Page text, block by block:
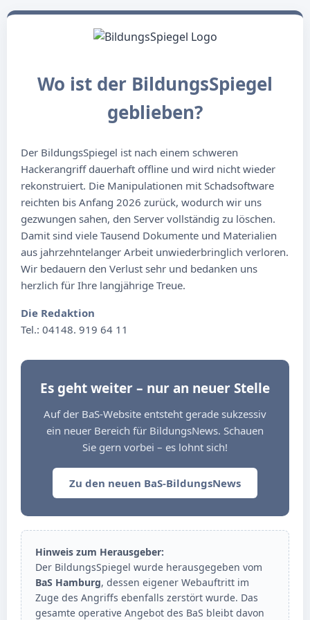
Wo ist der BildungsSpiegel
geblieben?
Der BildungsSpiegel ist nach einem schweren
Hackerangriff dauerhaft offline und wird nicht wieder
rekonstruiert. Die Manipulationen mit Schadsoftware
reichten bis Anfang 2026 zurück, wodurch wir uns
gezwungen sahen, den Server vollständig zu löschen.
Damit sind viele Tausend Dokumente und Materialien
aus jahrzehntelanger Arbeit unwiederbringlich verloren.
Wir bedauern den Verlust sehr und bedanken uns
herzlich für Ihre langjährige Treue.
Die Redaktion
Tel.: 04148. 919 64 11
Es geht weiter – nur an neuer Stelle
Auf der BaS-Website entsteht gerade sukzessiv
ein neuer Bereich für BildungsNews. Schauen
Sie gern vorbei – es lohnt sich!
Zu den neuen BaS-BildungsNews
Hinweis zum Herausgeber:
Der BildungsSpiegel wurde herausgegeben vom
BaS Hamburg, dessen eigener Webauftritt im
Zuge des Angriffs ebenfalls zerstört wurde. Das
gesamte operative Angebot des BaS bleibt davon